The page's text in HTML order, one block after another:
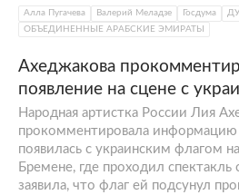
Алла Пугачева Валерий Меладзе Госдума
ОБЪЕДИНЕННЫЕ АРАБСКИЕ ЭМИРАТЫ
Ахеджакова
появление на сцене с
Народная артистка России Лия
прокомментировала информацию
появилась с украинским флагом
Бремене, где проходил спектакль
заявила, что флаг ей подсунул